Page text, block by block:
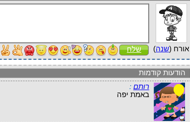
אורח (שנה) שלח
הודעות קודמות
רותם :
באמת יפה